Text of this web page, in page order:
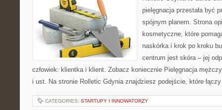
pielęgnacja przestała być
spójnym planem. Strona
kosmetyczne, które
naskórka i krok po kroku
centrum jest skóra – jej
człowiek: klientka i klient. Zobacz koniecznie Pielęgnacja
i ust. Na stronie Rolletic Gdynia znajdziesz podejście, które
CATEGORIES: STARTUPY I INNOWATORZY